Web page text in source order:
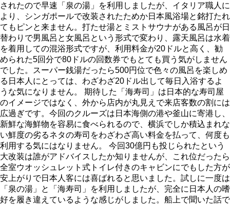
されたので早速「泉の湯」を利用しましたが、イタリア職人に
より、シンガポールで改装されたためか日本風浴場と銘打たれ
てもピンと来ません。打たせ湯とミストサウナがある風呂が日
替わりで男風呂と女風呂という形式で変わり、露天風呂は水着
を着用しての混浴形式ですが、利用料金が20ドルと高く、勧
められた5回分で80ドルの回数券でもとても買う気がしません
でした。スーパー銭湯だったら500円位で色々の風呂を楽しめ
る日本人にとっては、わざわざ20ドル出して毎日入浴するよ
うな気になりません。 期待した「海寿司」は日本的な寿司屋
のイメージではなく、外から店内が丸見えで来店客数の割には
広過ぎです。今回のクルーズは日本海側の港や釜山に寄港し、
新鮮な海鮮物を容易に食べられるので、横浜でしか積込まれな
い鮮度の劣るネタの寿司をわざわざ高い料金を払って、何度も
利用する気にはなりません。 今回30億円も投じられたという
大改装は誰がアドバイスしたか知りませんが、これ位だったら
全室ウオッシュレット式トイレ付きのキャビンにでもした方が
安上がりで日本人客には喜ばれると思いました。試しに一度は
「泉の湯」と「海寿司」を利用しましたが、完全に日本人の嗜
好を履き違えているような感じがしました。船上で聞いた話で